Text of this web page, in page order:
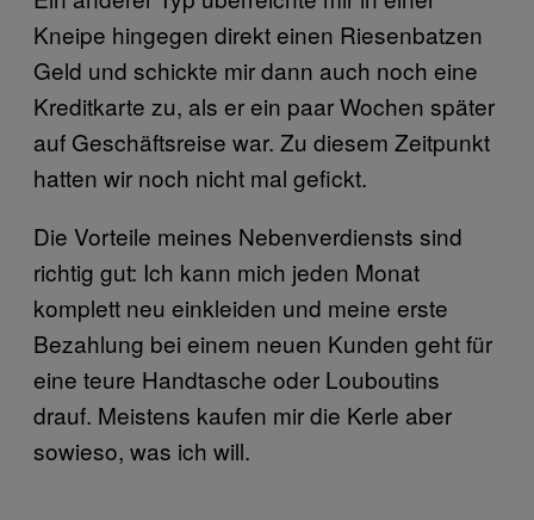
Kneipe hingegen direkt einen Riesenbatzen
Geld und schickte mir dann auch noch eine
Kreditkarte zu, als er ein paar Wochen später
auf Geschäftsreise war. Zu diesem Zeitpunkt
hatten wir noch nicht mal gefickt.
Die Vorteile meines Nebenverdiensts sind
richtig gut: Ich kann mich jeden Monat
komplett neu einkleiden und meine erste
Bezahlung bei einem neuen Kunden geht für
eine teure Handtasche oder Louboutins
drauf. Meistens kaufen mir die Kerle aber
sowieso, was ich will.